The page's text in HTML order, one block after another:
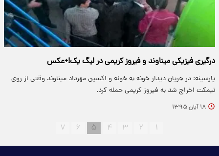
درگیری فیزیکی میناوند و فیروز کریمی در لیگ یک!+عکس
پارسینه: در جریان دیدار خونه به خونه و اکسین مهرداد میناوند وقتی از روی
نیمکت اخراج شد به فیروز کریمی حمله کرد.
۱۸ آبان ۱۳۹۵
۱ ۲ ۳ ۴ ۵ ۶ ۷